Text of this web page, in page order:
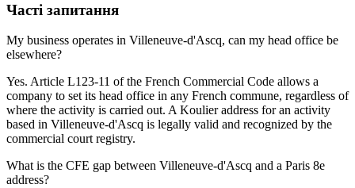
Часті запитання
My business operates in Villeneuve-d'Ascq, can my head office be
elsewhere?
Yes. Article L123-11 of the French Commercial Code allows a
company to set its head office in any French commune, regardless of
where the activity is carried out. A Koulier address for an activity
based in Villeneuve-d'Ascq is legally valid and recognized by the
commercial court registry.
What is the CFE gap between Villeneuve-d'Ascq and a Paris 8e
address?